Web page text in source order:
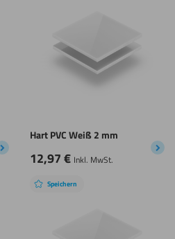
Hart PVC Weiß 2 mm
12,97€ Inkl. MwSt.
Speichern